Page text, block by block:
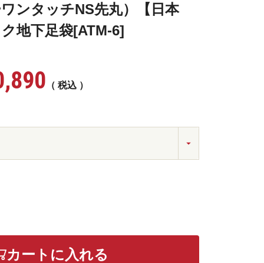
ワンタッチNS先丸）【日本
地下足袋[ATM-6]
税込
カートに入れる